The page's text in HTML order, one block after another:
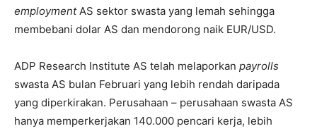
employmentAS sektor swasta yang lemah sehingga
membebani dolar AS dan mendorong naik EUR/USD.
ADP Research Institute AS telah melaporkan payrolls
swasta AS bulan Februari yang lebih rendah daripada
yang diperkirakan. Perusahaan – perusahaan swasta AS
hanya memperkerjakan 140.000 pencari kerja, lebih